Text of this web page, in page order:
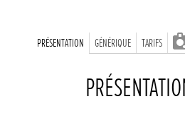
PRÉSENTATION GÉNÉRIQUE TARIFS